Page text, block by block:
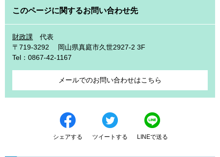
このページに関するお問い合わせ先
財政課
代表
〒719-3292
岡山県真庭市久世2927-2 3F
Tel：0867-42-1167
メールでのお問い合わせはこちら
シェアする ツイートする LINEで送る